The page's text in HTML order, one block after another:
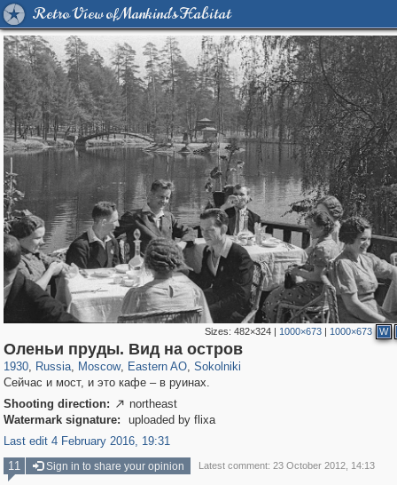
Retro View of Mankind's Habitat
Sizes:482×324 | 1000×673 | 1000×673 W
Оленьи пруды. Вид на остров
1930, Russia
1,407,325 29,248
, Moscow
319,882 8,286
, Eastern AO
20,942 306
, Sokolniki
5,623 49
Сейчас и мост, и это кафе – в руинах.
Shooting direction:  northeast
Watermark signature:
uploaded by flixa
Last edit 4 February 2016, 19:31
11
Sign in to share your opinion Latest comment: 23 October 2012, 14:13